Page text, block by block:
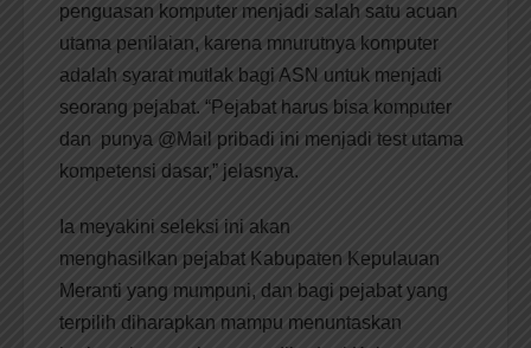
penguasan komputer menjadi salah satu acuan
utama penilaian, karena mnurutnya komputer
adalah syarat mutlak bagi ASN untuk menjadi
seorang pejabat. “Pejabat harus bisa komputer
dan punya @Mail pribadi ini menjadi test utama
kompetensi dasar,” jelasnya.
Ia meyakini seleksi ini akan
menghasilkan pejabat Kabupaten Kepulauan
Meranti yang mumpuni, dan bagi pejabat yang
terpilih diharapkan mampu menuntaskan